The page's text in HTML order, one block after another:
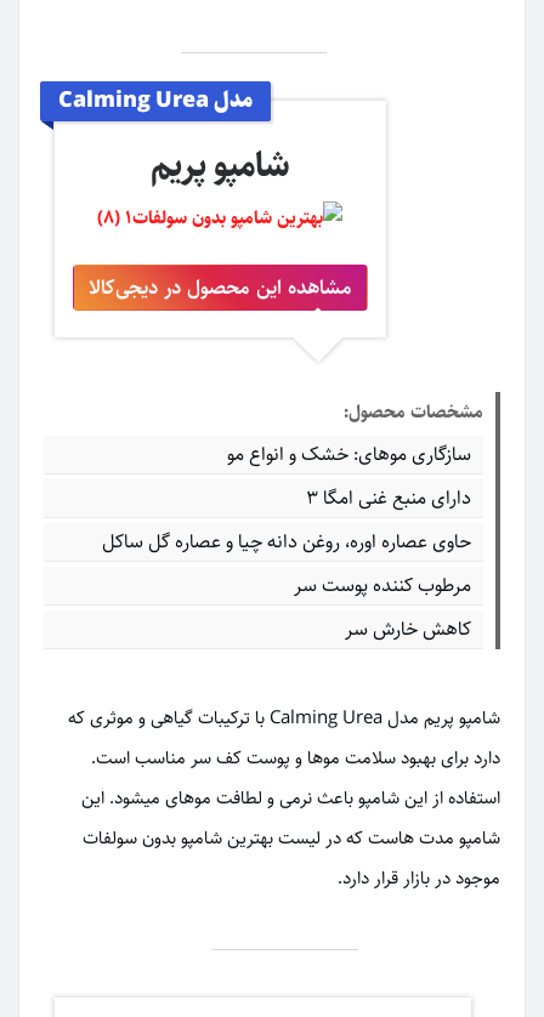
مدل Calming Urea
شامپو پریم
مشاهده این محصول در دیجی‌کالا
مشخصات محصول:
سازگاری موهای: خشک و انواع مو
دارای منبع غنی امگا ۳
حاوی عصاره اوره، روغن دانه چیا و عصاره گل ساکل
مرطوب کننده پوست سر
کاهش خارش سر
شامپو پریم مدل Calming Urea با ترکیبات گیاهی و موثری که
دارد برای بهبود سلامت موها و پوست کف سر مناسب است.
استفاده از این شامپو باعث نرمی و لطافت موهای میشود. این
شامپو مدت هاست که در لیست بهترین شامپو بدون سولفات
موجود در بازار قرار دارد.